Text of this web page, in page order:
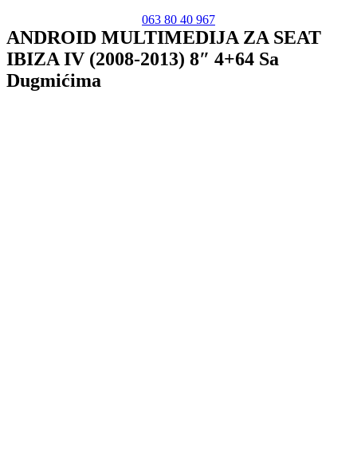
063 80 40 967
ANDROID MULTIMEDIJA ZA SEAT
IBIZA IV (2008-2013) 8″ 4+64 Sa
Dugmićima